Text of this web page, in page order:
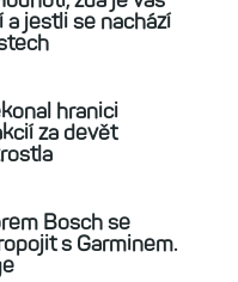
zrcadlit data
těžko něco